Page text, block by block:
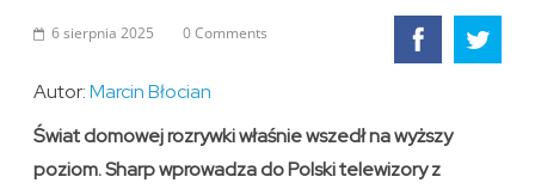
6 sierpnia 2025 0 Comments
Autor:Marcin Błocian
Świat domowej rozrywki właśnie wszedł na wyższy
poziom. Sharp wprowadza do Polski telewizory z